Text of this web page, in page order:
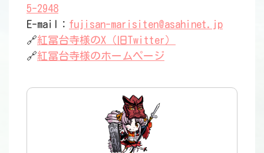
5-2948
E-mail： fujisan-marisiten@asahinet.jp
🔗紅冨台寺様のX（旧Twitter）
🔗紅冨台寺様のホームページ